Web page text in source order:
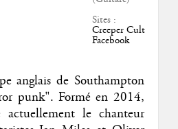
Sites :
Creeper Cult
Facebook
anglais de Southampton
punk". Formé en 2014,
actuellement le chanteur